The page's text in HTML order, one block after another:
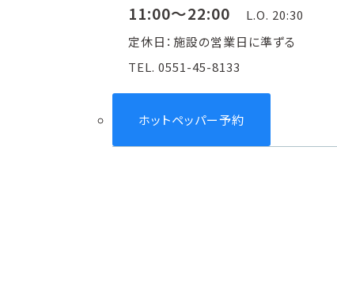
11:00～22:00
L.O. 20:30
定休日：施設の営業日に準ずる
TEL. 0551-45-8133
ホットペッパー予約